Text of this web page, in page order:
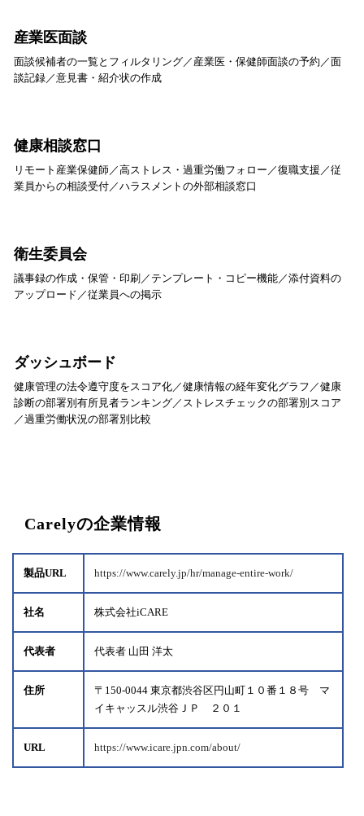
産業医面談
面談候補者の一覧とフィルタリング／産業医・保健師面談の予約／面
談記録／意見書・紹介状の作成
健康相談窓口
リモート産業保健師／高ストレス・過重労働フォロー／復職支援／従
業員からの相談受付／ハラスメントの外部相談窓口
衛生委員会
議事録の作成・保管・印刷／テンプレート・コピー機能／添付資料の
アップロード／従業員への掲示
ダッシュボード
健康管理の法令遵守度をスコア化／健康情報の経年変化グラフ／健康
診断の部署別有所見者ランキング／ストレスチェックの部署別スコア
／過重労働状況の部署別比較
Carelyの企業情報
製品URL https://www.carely.jp/hr/manage-entire-work/
社名 株式会社iCARE
代表者 代表者 山田 洋太
住所
〒150-0044 東京都渋谷区円山町１０番１８号 マ
イキャッスル渋谷ＪＰ ２０１
URL https://www.icare.jpn.com/about/